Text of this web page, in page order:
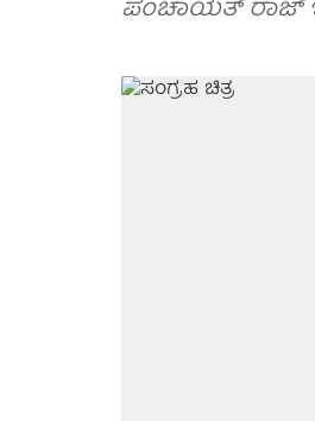
ಪಂಚಾಯತ್ ರಾಜ್